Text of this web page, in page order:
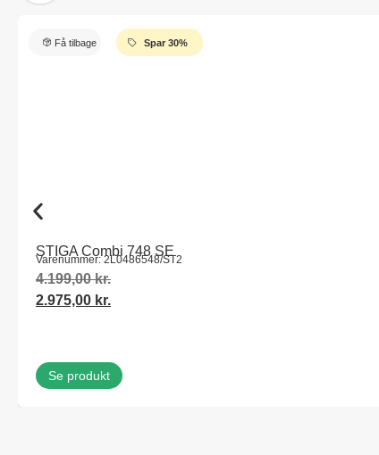
Få tilbage Spar 30%
STIGA Combi 748 SE
Varenummer: 2L0486548/ST2
4.199,00kr.
2.975,00 kr.
Se produkt